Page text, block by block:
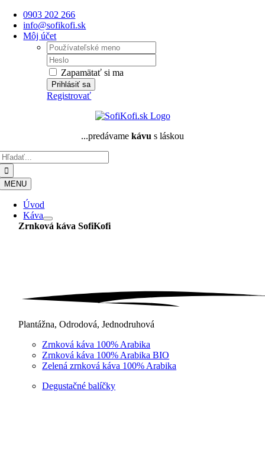
Skip
content
0903 202 266
info@sofikofi.sk
Môj účet
Username:
Password:
Zapamätať si ma
Registrovať
...predávame kávu s láskou
MENU
Úvod
Káva
Zrnková káva SofiKofi
Plantážna, Odrodová, Jednodruhová
Zrnková káva 100% Arabika
Zrnková káva 100% Arabika BIO
Zelená zrnková káva 100% Arabika
Degustačné balíčky